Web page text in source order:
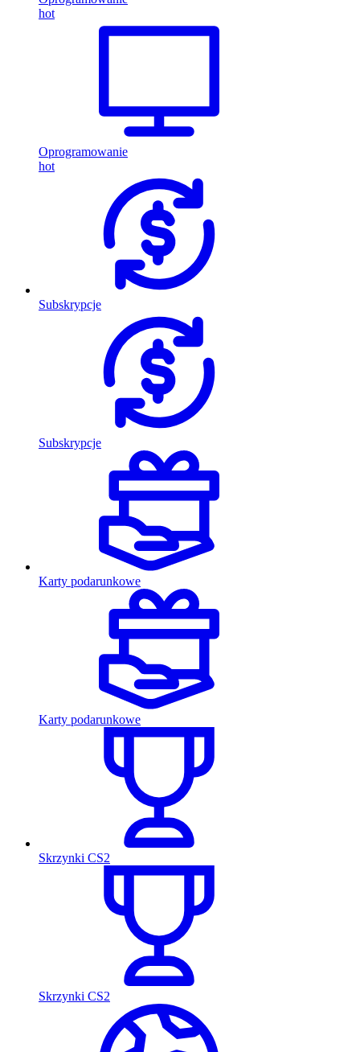
hot
Oprogramowanie
hot
Subskrypcje
Subskrypcje
Karty podarunkowe
Karty podarunkowe
Skrzynki CS2
Skrzynki CS2